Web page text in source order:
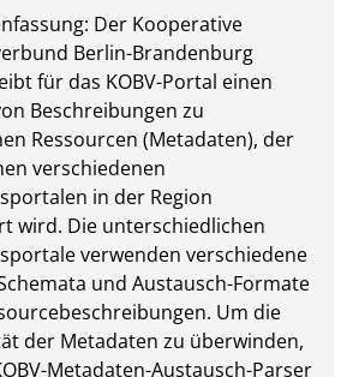
Der Kooperative
Berlin-Brandenburg
für das KOBV-Portal einen
Beschreibungen zu
Ressourcen (Metadaten), der
verschiedenen
in der Region
wird. Die unterschiedlichen
verwenden verschiedene
und Austausch-Formate
Um die
der Metadaten zu überwinden,
Metadaten-Austausch-Parser